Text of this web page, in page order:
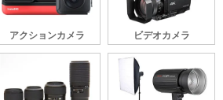
アクションカメラ ビデオカメラ